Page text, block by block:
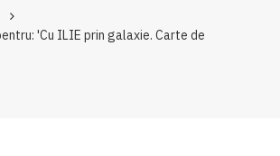
'Cu ILIE prin galaxie. Carte de